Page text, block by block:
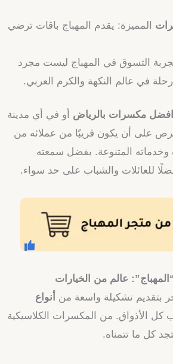
المميزة: يقدم المهباج باقات ترضي
التسوق في المهباج ليست مجرد
في عالم النكهة والكرم العربي.
افضل مكسرات بالرياض أو في أي مدينة
على أن يكون قريبًا من عملائه من
وخدماته المتنوعة. بفضل سمعته
للعائلات والشباب على حد سواء.
عالم من الخيارات
بتقديم تشكيلة واسعة من
أنواع
كل الأذواق. من المكسرات الكلاسيكية
كل ما تتمناه.